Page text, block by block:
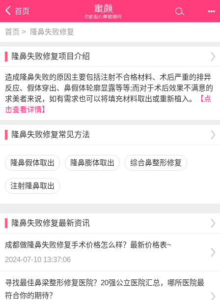
首页 •••
首页 > 隆鼻失败修复
隆鼻失败修复项目介绍
造成隆鼻失败的原因主要包括注射不合格材料、术后严重的排异
反应、假体穿出、鼻假体轮廓显露等等;而对于术后效果不满意的
求美者来说，如有需求也可以将填充材料取出或重新植入。
【点
击查看详情】
隆鼻失败修复常见方法
隆鼻假体取出 隆鼻膨体取出 综合鼻整形修复
注射隆鼻取出
隆鼻失败修复最新资讯
成都做隆鼻失败修复手术价格怎么样？最新价格表~
2024-07-10 13:37:06
寻找最佳鼻梁整形修复医院？20强公立医院汇总，哪所医院最
符合你的期待？